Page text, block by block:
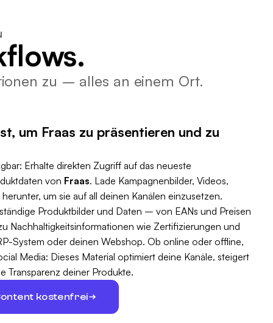
zu – alles an einem Ort.
um Fraas zu präsentieren und zu
Erhalte direkten Zugriff auf das neueste
von Fraas. Lade Kampagnenbilder, Videos,
um sie auf all deinen Kanälen einzusetzen.
Produktbilder und Daten – von EANs und Preisen
Nachhaltigkeitsinformationen wie Zertifizierungen und
System oder deinen Webshop. Ob online oder offline,
Media: Dieses Material optimiert deine Kanäle, steigert
Transparenz deiner Produkte.
kostenfrei